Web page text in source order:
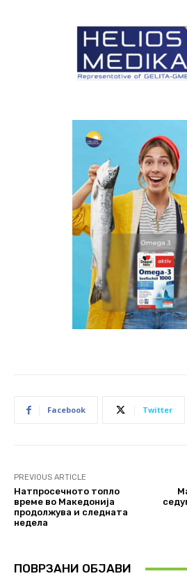
Facebook Twitter
PREVIOUS ARTICLE
Натпросечното топло
време во Македонија
продолжува и следната
недела
ПОВРЗАНИ ОБЈАВИ